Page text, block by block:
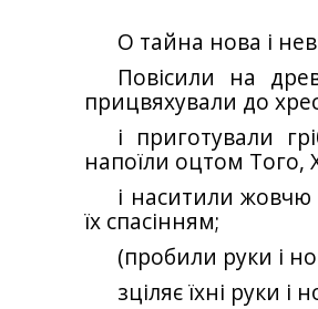
О тайна нова і
Повісили на
прицвяхували до
і приготували
напоїли оцтом Того,
і наситили жовчю
їх спасінням;
(пробили руки і
зціляє їхні руки і